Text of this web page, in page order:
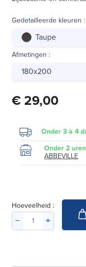
Gedetailleerde kleuren :
Taupe
Afmetingen :
180x200
€ 29,00
Onder 3 à 4
Onder 2 uren
ABBEVILLE
Hoeveelheid :